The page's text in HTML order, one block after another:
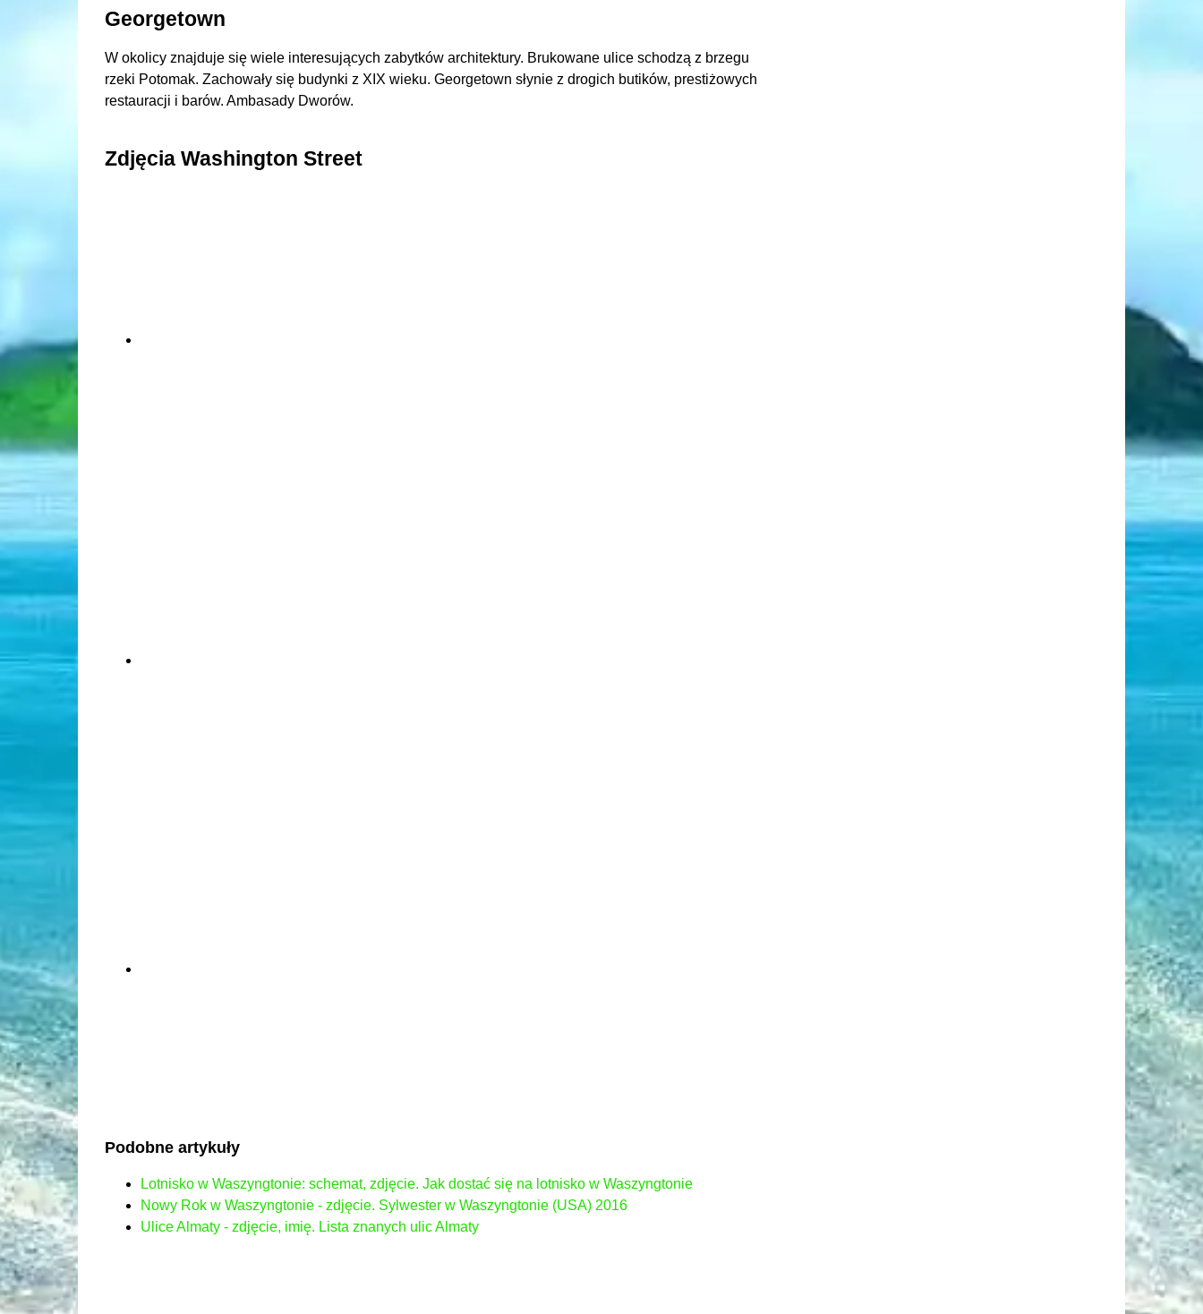
Georgetown
W okolicy znajduje się wiele interesujących zabytków architektury. Brukowane ulice schodzą z brzegu
rzeki Potomak. Zachowały się budynki z XIX wieku. Georgetown słynie z drogich butików, prestiżowych
restauracji i barów. Ambasady Dworów.
Zdjęcia Washington Street
Podobne artykuły
Lotnisko w Waszyngtonie: schemat, zdjęcie. Jak dostać się na lotnisko w Waszyngtonie
Nowy Rok w Waszyngtonie - zdjęcie. Sylwester w Waszyngtonie (USA) 2016
Ulice Almaty - zdjęcie, imię. Lista znanych ulic Almaty